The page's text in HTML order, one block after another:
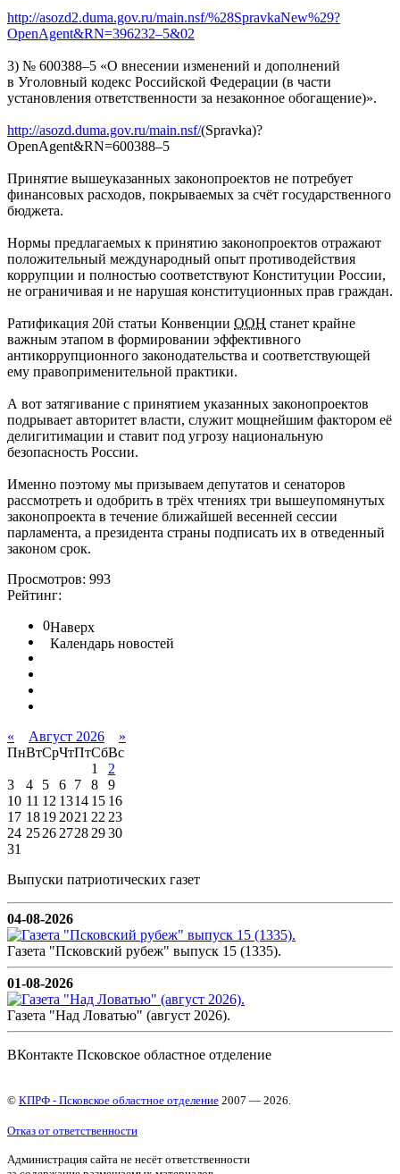
http://asozd2.duma.gov.ru/main.nsf/%28SpravkaNew%29?
OpenAgent&RN=396232–5&02
3) № 600388–5 «О внесении изменений и дополнений
в Уголовный кодекс Российской Федерации (в части
установления ответственности за незаконное обогащение)».
http://asozd.duma.gov.ru/main.nsf/(Spravka)?
OpenAgent&RN=600388–5
Принятие вышеуказанных законопроектов не потребует
финансовых расходов, покрываемых за счёт государственного
бюджета.
Нормы предлагаемых к принятию законопроектов отражают
положительный международный опыт противодействия
коррупции и полностью соответствуют Конституции России,
не ограничивая и не нарушая конституционных прав граждан.
Ратификация 20й статьи Конвенции ООН станет крайне
важным этапом в формировании эффективного
антикоррупционного законодательства и соответствующей
ему правоприменительной практики.
А вот затягивание с принятием указанных законопроектов
подрывает авторитет власти, служит мощнейшим фактором её
делигитимации и ставит под угрозу национальную
безопасность России.
Именно поэтому мы призываем депутатов и сенаторов
рассмотреть и одобрить в трёх чтениях три вышеупомянутых
законопроекта в течение ближайшей весенней сессии
парламента, а президента страны подписать их в отведенный
законом срок.
Просмотров: 993
Рейтинг:
0Наверх
Календарь новостей
« Август 2026
»
ПнВтСрЧтПтСбВс
1
2
3
4 5 6 7 8
9
10 11 12 1314 15 16
17 18192021 2223
24 252627282930
31
Выпуски патриотических газет
04-08-2026
Газета "Псковский рубеж" выпуск 15 (1335).
01-08-2026
Газета "Над Ловатью" (август 2026).
ВКонтакте Псковское областное отделение
© КПРФ - Псковское областное отделение 2007 — 2026.
Отказ от ответственности
Администрация сайта не несёт ответственности